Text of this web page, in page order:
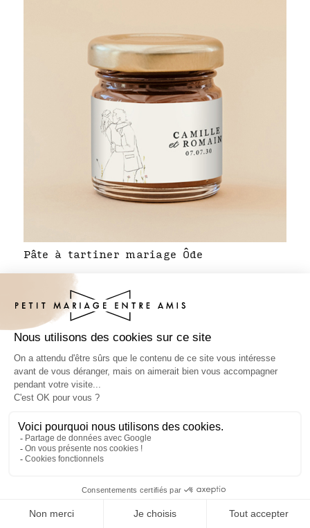
Pâte à tartiner mariage Ôde